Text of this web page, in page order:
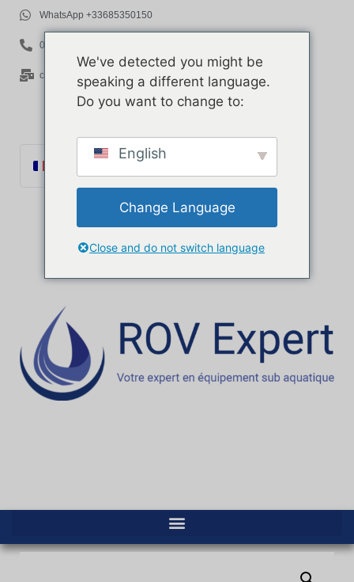
WhatsApp +33685350150
06 85 35 01 50
contact@rov-expert.com
English
Català
Deutsch
Ελληνικά
We've detected you might be
speaking a different language.
Do you want to change to:
English
Change Language
Close and do not switch language